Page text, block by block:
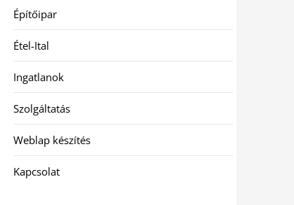
Építőipar
Étel-Ital
Ingatlanok
Szolgáltatás
Weblap készítés
Kapcsolat